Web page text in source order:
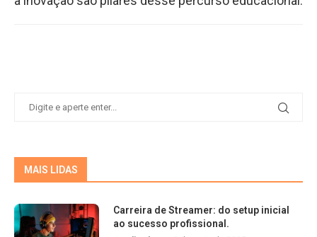
MAIS LIDAS
Carreira de Streamer: do setup inicial
ao sucesso profissional.